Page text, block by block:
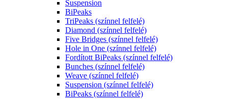
Suspension
BiPeaks
TriPeaks (színnel felfelé)
Diamond (színnel felfelé)
Five Bridges (színnel felfelé)
Hole in One (színnel felfelé)
Fordított BiPeaks (színnel felfelé)
Bunches (színnel felfelé)
Weave (színnel felfelé)
Suspension (színnel felfelé)
BiPeaks (színnel felfelé)